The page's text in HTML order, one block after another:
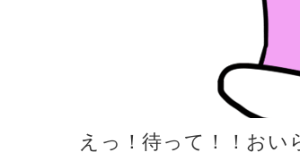
えっ！待って！！ おい